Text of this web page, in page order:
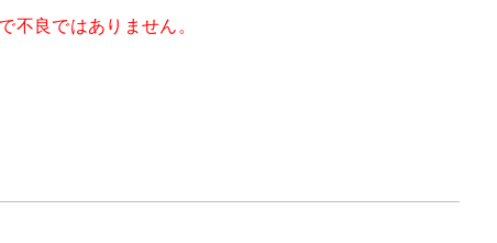
良ではありません。